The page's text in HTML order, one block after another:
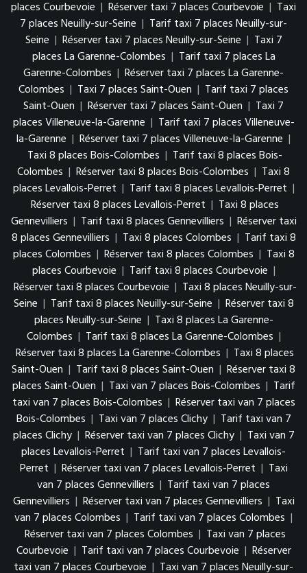
places Courbevoie | Réserver taxi 7 places Courbevoie | Taxi
7 places Neuilly-sur-Seine | Tarif taxi 7 places Neuilly-sur-
Seine | Réserver taxi 7 places Neuilly-sur-Seine | Taxi 7
places La Garenne-Colombes | Tarif taxi 7 places La
Garenne-Colombes | Réserver taxi 7 places La Garenne-
Colombes | Taxi 7 places Saint-Ouen | Tarif taxi 7 places
Saint-Ouen | Réserver taxi 7 places Saint-Ouen | Taxi 7
places Villeneuve-la-Garenne | Tarif taxi 7 places Villeneuve-
la-Garenne | Réserver taxi 7 places Villeneuve-la-Garenne |
Taxi 8 places Bois-Colombes | Tarif taxi 8 places Bois-
Colombes | Réserver taxi 8 places Bois-Colombes | Taxi 8
places Levallois-Perret | Tarif taxi 8 places Levallois-Perret |
Réserver taxi 8 places Levallois-Perret | Taxi 8 places
Gennevilliers | Tarif taxi 8 places Gennevilliers | Réserver taxi
8 places Gennevilliers | Taxi 8 places Colombes | Tarif taxi 8
places Colombes | Réserver taxi 8 places Colombes | Taxi 8
places Courbevoie | Tarif taxi 8 places Courbevoie |
Réserver taxi 8 places Courbevoie | Taxi 8 places Neuilly-sur-
Seine | Tarif taxi 8 places Neuilly-sur-Seine | Réserver taxi 8
places Neuilly-sur-Seine | Taxi 8 places La Garenne-
Colombes | Tarif taxi 8 places La Garenne-Colombes |
Réserver taxi 8 places La Garenne-Colombes | Taxi 8 places
Saint-Ouen | Tarif taxi 8 places Saint-Ouen | Réserver taxi 8
places Saint-Ouen | Taxi van 7 places Bois-Colombes | Tarif
taxi van 7 places Bois-Colombes | Réserver taxi van 7 places
Bois-Colombes | Taxi van 7 places Clichy | Tarif taxi van 7
places Clichy | Réserver taxi van 7 places Clichy | Taxi van 7
places Levallois-Perret | Tarif taxi van 7 places Levallois-
Perret | Réserver taxi van 7 places Levallois-Perret | Taxi
van 7 places Gennevilliers | Tarif taxi van 7 places
Gennevilliers | Réserver taxi van 7 places Gennevilliers | Taxi
van 7 places Colombes | Tarif taxi van 7 places Colombes |
Réserver taxi van 7 places Colombes | Taxi van 7 places
Courbevoie | Tarif taxi van 7 places Courbevoie | Réserver
taxi van 7 places Courbevoie | Taxi van 7 places Neuilly-sur-